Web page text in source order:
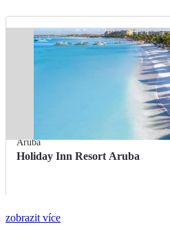
Aruba
Holiday Inn Resort Aruba
zobrazit více